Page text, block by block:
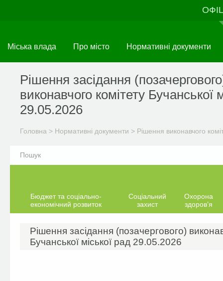
Міська влада Про місто Нормативні документи
Рішення засідання
виконавчого комітету Бучанської
29.05.2026
Головна > Нормативні документи > Рішення виконавчого
Бюджет та соціально-
економічний розвиток
Соціальний
захист
Охорона
здоров’я
Рішення засідання (позачергового)
Бучанської міської рад 29.05.2026